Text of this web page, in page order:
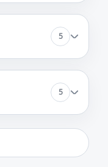
5
5